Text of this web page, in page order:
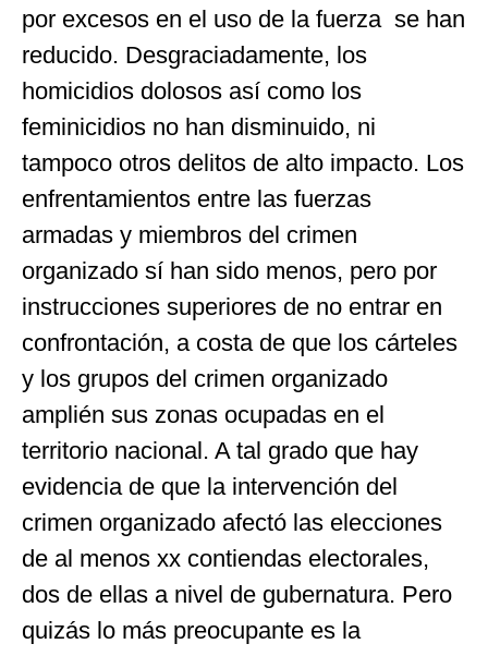
por excesos en el uso de la fuerza se han
reducido. Desgraciadamente, los
homicidios dolosos así como los
feminicidios no han disminuido, ni
tampoco otros delitos de alto impacto. Los
enfrentamientos entre las fuerzas
armadas y miembros del crimen
organizado sí han sido menos, pero por
instrucciones superiores de no entrar en
confrontación, a costa de que los cárteles
y los grupos del crimen organizado
amplién sus zonas ocupadas en el
territorio nacional. A tal grado que hay
evidencia de que la intervención del
crimen organizado afectó las elecciones
de al menos xx contiendas electorales,
dos de ellas a nivel de gubernatura. Pero
quizás lo más preocupante es la